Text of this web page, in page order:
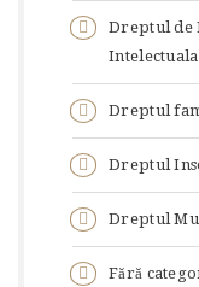
Dreptul de
Intelectuala
Dreptul
Dreptul
Dreptul
Fără